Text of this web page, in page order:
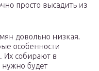
просто высадить из
довольно низкая.
особенности
Их собирают в
нужно будет